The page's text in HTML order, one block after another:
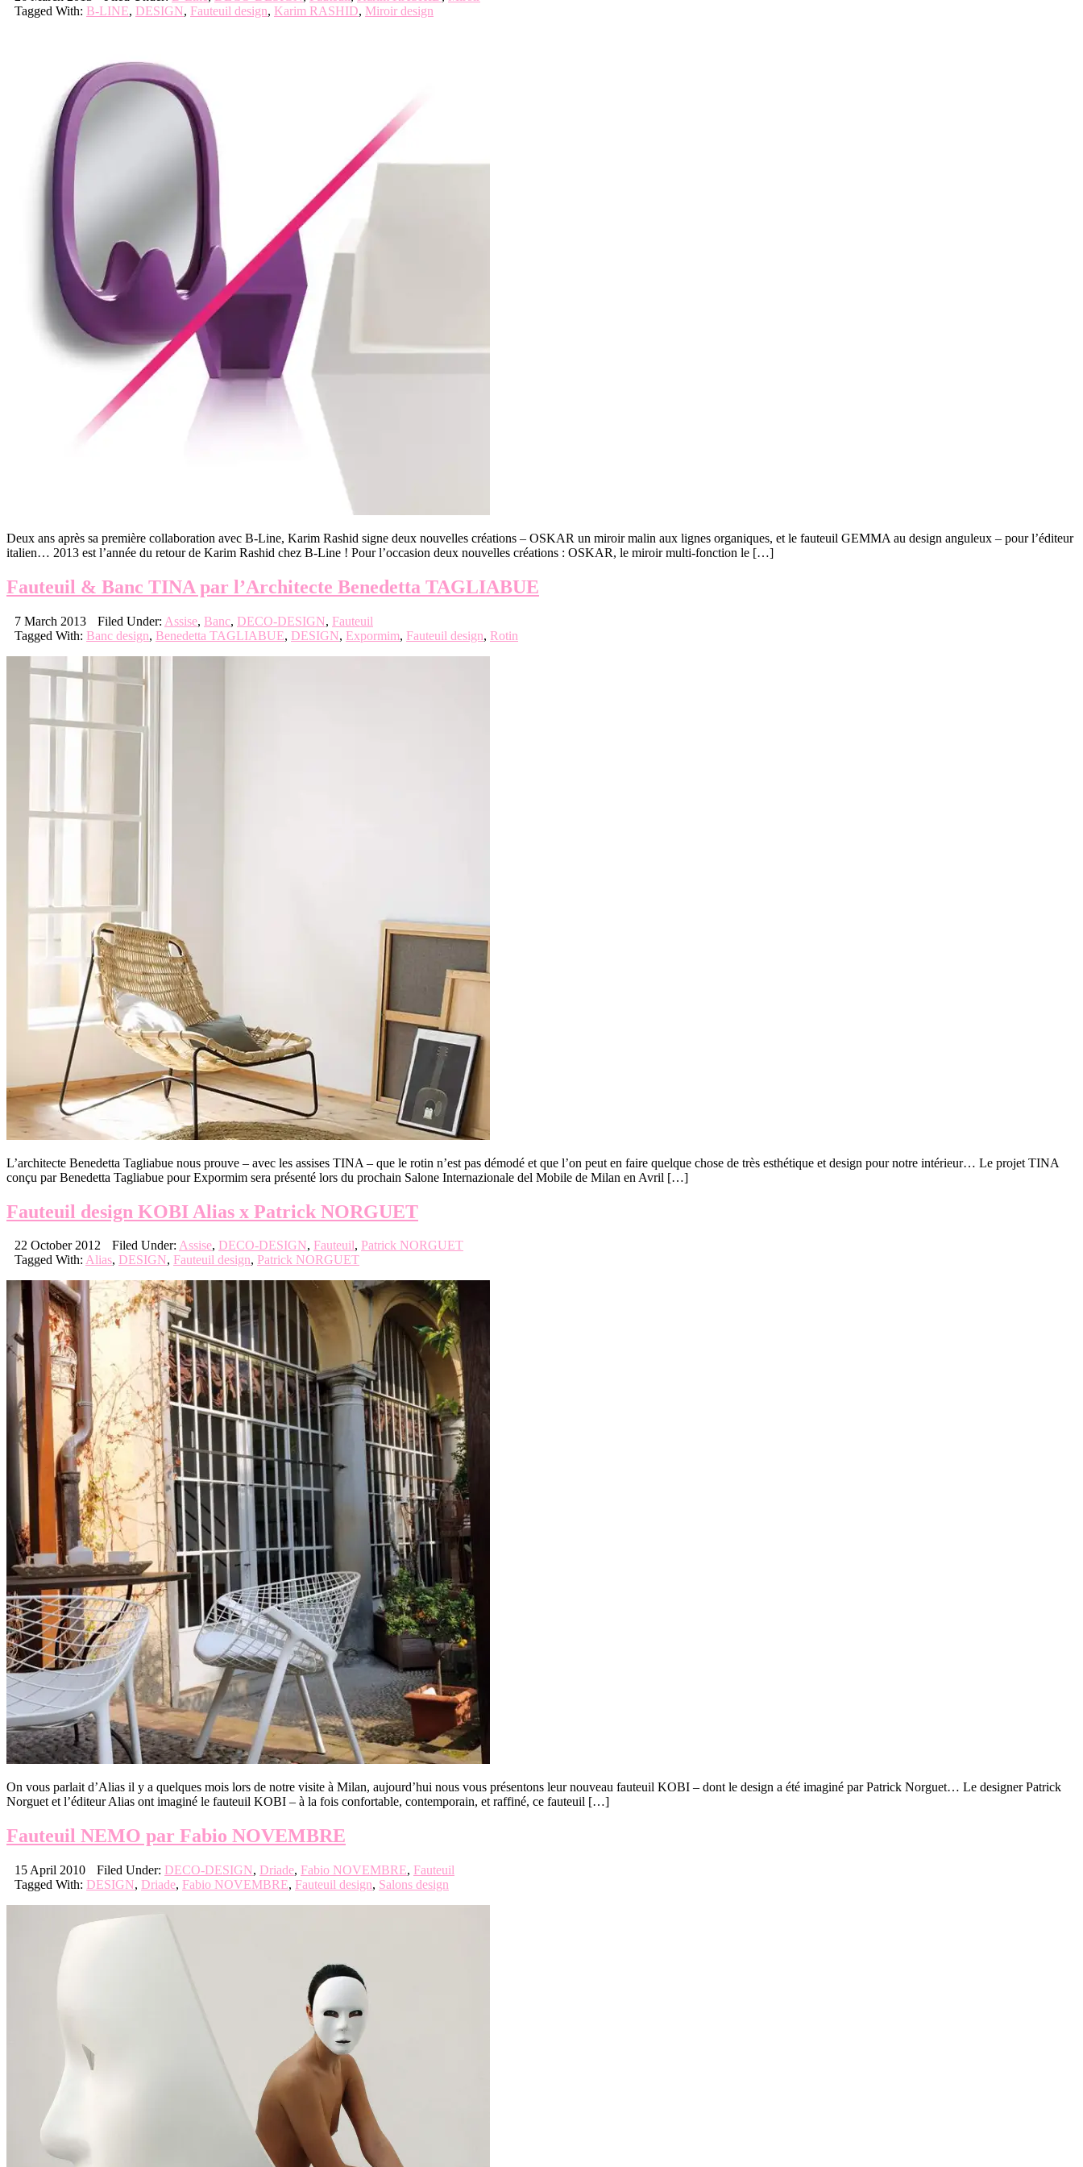
Tagged With: B-LINE, DESIGN, Fauteuil design, Karim RASHID, Miroir design
Deux ans après sa première collaboration avec B-Line, Karim Rashid signe deux nouvelles créations – OSKAR un miroir malin aux lignes organiques, et le fauteuil GEMMA au design anguleux – pour l’éditeur
italien… 2013 est l’année du retour de Karim Rashid chez B-Line ! Pour l’occasion deux nouvelles créations : OSKAR, le miroir multi-fonction le […]
Fauteuil & Banc TINA par l’Architecte Benedetta TAGLIABUE
7 March 2013 Filed Under: Assise, Banc, DECO-DESIGN, Fauteuil
Tagged With: Banc design, Benedetta TAGLIABUE, DESIGN, Expormim, Fauteuil design, Rotin
L’architecte Benedetta Tagliabue nous prouve – avec les assises TINA – que le rotin n’est pas démodé et que l’on peut en faire quelque chose de très esthétique et design pour notre intérieur… Le projet TINA
conçu par Benedetta Tagliabue pour Expormim sera présenté lors du prochain Salone Internazionale del Mobile de Milan en Avril […]
Fauteuil design KOBI Alias x Patrick NORGUET
22 October 2012 Filed Under: Assise, DECO-DESIGN, Fauteuil, Patrick NORGUET
Tagged With: Alias, DESIGN, Fauteuil design, Patrick NORGUET
On vous parlait d’Alias il y a quelques mois lors de notre visite à Milan, aujourd’hui nous vous présentons leur nouveau fauteuil KOBI – dont le design a été imaginé par Patrick Norguet… Le designer Patrick
Norguet et l’éditeur Alias ont imaginé le fauteuil KOBI – à la fois confortable, contemporain, et raffiné, ce fauteuil […]
Fauteuil NEMO par Fabio NOVEMBRE
15 April 2010 Filed Under: DECO-DESIGN, Driade, Fabio NOVEMBRE, Fauteuil
Tagged With: DESIGN, Driade, Fabio NOVEMBRE, Fauteuil design, Salons design